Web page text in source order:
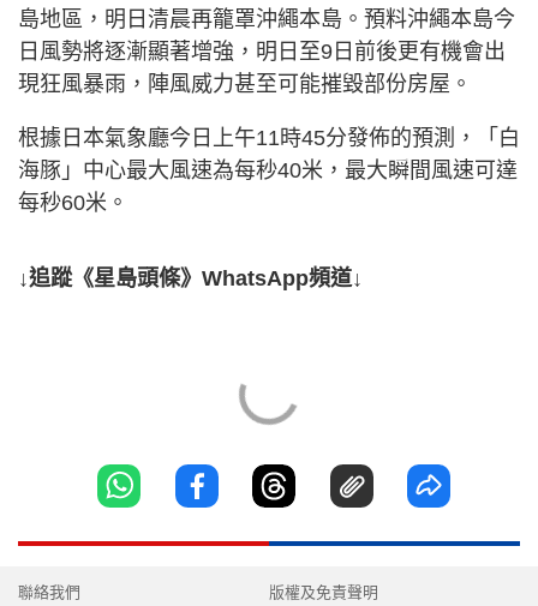
島地區，明日清晨再籠罩沖繩本島。預料沖繩本島今
日風勢將逐漸顯著增強，明日至9日前後更有機會出
現狂風暴雨，陣風威力甚至可能摧毀部份房屋。
根據日本氣象廳今日上午11時45分發佈的預測，「白
海豚」中心最大風速為每秒40米，最大瞬間風速可達
每秒60米。
↓追蹤《星島頭條》WhatsApp頻道↓
聯絡我們 版權及免責聲明